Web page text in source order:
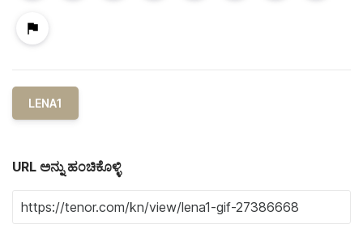
LENA1
URL ಅನ್ನು ಹಂಚಿಕೊಳ್ಳಿ